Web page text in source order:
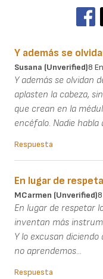
Y además se
Susana (unverified)8
Y además se olvidan
aplasten la cabeza,
que crean en la
encéfalo. Nadie habla
Respuesta
En lugar de
MCarmen (unverified)
En lugar de respetar
inventan más
Y lo excusan
no aprendemos...
Respuesta